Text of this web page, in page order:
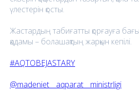
үлестерін қосты.
Жастардың табиғатты қорғауға
қадамы – болашақтың жарқын кепілі.
#AQTOBEJASTARY
@madeniet__aqparat__ministrligi